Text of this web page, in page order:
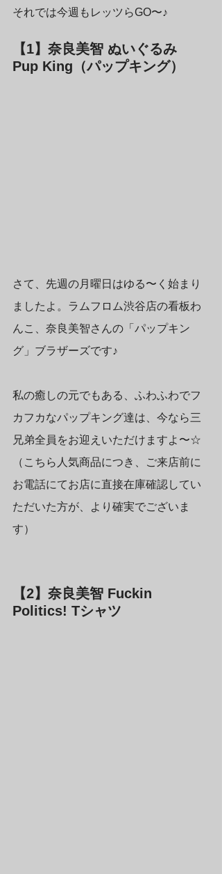
それでは今週もレッツらGO〜♪
【1】奈良美智 ぬいぐるみ
Pup King（パップキング）
さて、先週の月曜日はゆる〜く始まり
ましたよ。ラムフロム渋谷店の看板わ
んこ、奈良美智さんの「パップキン
グ」ブラザーズです♪
私の癒しの元でもある、ふわふわでフ
カフカなパップキング達は、今なら三
兄弟全員をお迎えいただけますよ〜☆
（こちら人気商品につき、ご来店前に
お電話にてお店に直接在庫確認してい
ただいた方が、より確実でございま
す）
【2】奈良美智 Fuckin
Politics! Tシャツ